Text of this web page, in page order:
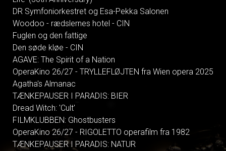
DR Symfoniorkestret og Esa-Pekka Salonen
Woodoo - rædslernes hotel - CIN
Fuglen og den fattige
Den søde kløe - CIN
AGAVE: The Spirit of a Nation
OperaKino 26/27 - TRYLLEFLØJTEN fra Wien opera 2025
Agatha's Almanac
TÆNKEPAUSER I PARADIS: BIER
Dread Witch: 'Cult'
FILMKLUBBEN: Ghostbusters
OperaKino 26/27 - RIGOLETTO operafilm fra 1982
TÆNKEPAUSER I PARADIS: NATUR